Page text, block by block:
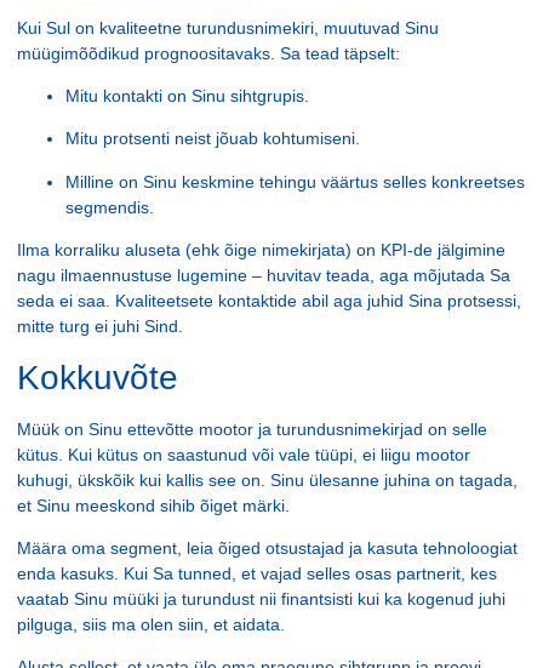
Kui Sul on kvaliteetne turundusnimekiri, muutuvad Sinu
müügimõõdikud prognoositavaks. Sa tead täpselt:
Mitu kontakti on Sinu sihtgrupis.
Mitu protsenti neist jõuab kohtumiseni.
Milline on Sinu keskmine tehingu väärtus selles konkreetses
segmendis.
Ilma korraliku aluseta (ehk õige nimekirjata) on KPI-de jälgimine
nagu ilmaennustuse lugemine – huvitav teada, aga mõjutada Sa
seda ei saa. Kvaliteetsete kontaktide abil aga juhid Sina protsessi,
mitte turg ei juhi Sind.
Kokkuvõte
Müük on Sinu ettevõtte mootor ja turundusnimekirjad on selle
kütus. Kui kütus on saastunud või vale tüüpi, ei liigu mootor
kuhugi, ükskõik kui kallis see on. Sinu ülesanne juhina on tagada,
et Sinu meeskond sihib õiget märki.
Määra oma segment, leia õiged otsustajad ja kasuta tehnoloogiat
enda kasuks. Kui Sa tunned, et vajad selles osas partnerit, kes
vaatab Sinu müüki ja turundust nii finantsisti kui ka kogenud juhi
pilguga, siis ma olen siin, et aidata.